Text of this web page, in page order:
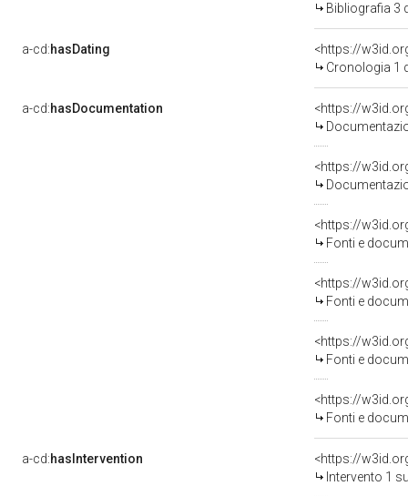
Bibliografia 3
a-cd:hasDating
<https://
Cronologia 1
a-cd:hasDocumentation
<https://
Fonti e
<https://
Fonti e
<https://
Fonti e
<https://
Fonti e
a-cd:hasIntervention
<https://
Intervento 1